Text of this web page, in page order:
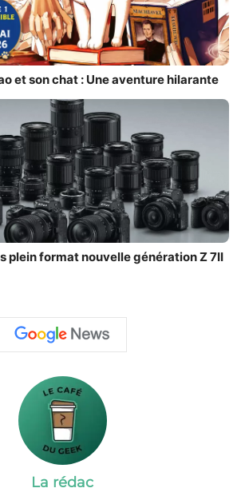
et son chat : Une aventure hilarante
plein format nouvelle génération Z 7II
La rédac